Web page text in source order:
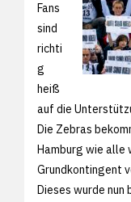
Fans
sind
richti
g
heiß
auf die
Die Zebras
Hamburg wie alle
Grundkontingent
Dieses wurde